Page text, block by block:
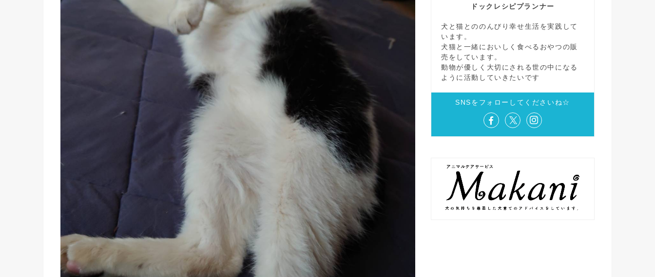
ドックレシピプランナー
犬と猫とののんびり幸せ生活を実践して
います。
犬猫と一緒においしく食べるおやつの販
売をしています。
動物が優しく大切にされる世の中になる
ように活動していきたいです
SNSをフォローしてくださいね☆